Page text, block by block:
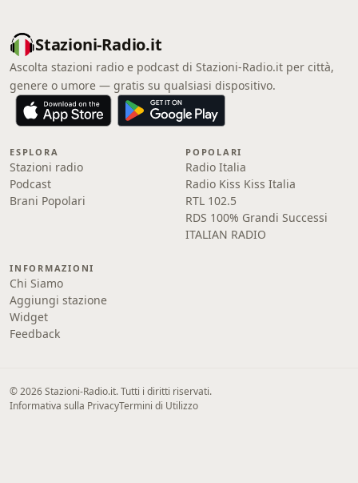
Stazioni-Radio.it
Ascolta stazioni radio e podcast di Stazioni-Radio.it per città,
genere o umore — gratis su qualsiasi dispositivo.
ESPLORA
Stazioni radio
Podcast
Brani Popolari
POPOLARI
Radio Italia
Radio Kiss Kiss Italia
RTL 102.5
RDS 100% Grandi Successi
ITALIAN RADIO
INFORMAZIONI
Chi Siamo
Aggiungi stazione
Widget
Feedback
© 2026 Stazioni-Radio.it. Tutti i diritti riservati.
Informativa sulla PrivacyTermini di Utilizzo